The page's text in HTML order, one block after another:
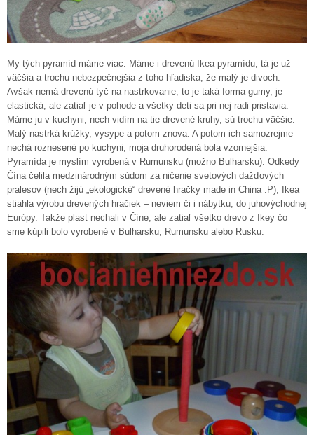
My tých pyramíd máme viac. Máme i drevenú Ikea pyramídu, tá je už
väčšia a trochu nebezpečnejšia z toho hľadiska, že malý je divoch.
Avšak nemá drevenú tyč na nastrkovanie, to je taká forma gumy, je
elastická, ale zatiaľ je v pohode a všetky deti sa pri nej radi pristavia.
Máme ju v kuchyni, nech vidím na tie drevené kruhy, sú trochu väčšie.
Malý nastrká krúžky, vysype a potom znova. A potom ich samozrejme
nechá roznesené po kuchyni, moja druhorodená bola vzornejšia.
Pyramída je myslím vyrobená v Rumunsku (možno Bulharsku). Odkedy
Čína čelila medzinárodným súdom za ničenie svetových dažďových
pralesov (nech žijú „ekologické“ drevené hračky made in China :P), Ikea
stiahla výrobu drevených hračiek – neviem či i nábytku, do juhovýchodnej
Európy. Takže plast nechali v Číne, ale zatiaľ všetko drevo z Ikey čo
sme kúpili bolo vyrobené v Bulharsku, Rumunsku alebo Rusku.